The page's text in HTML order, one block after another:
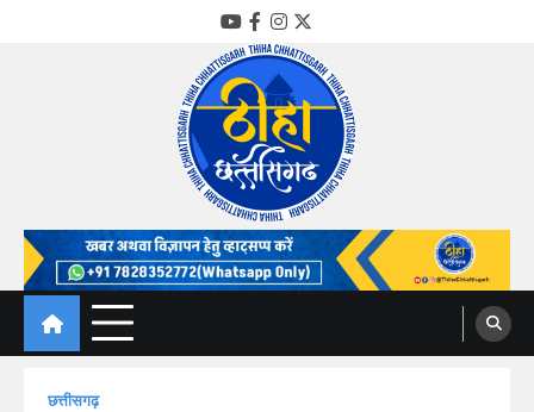
YouTube
Facebook
Instagram
Twitter
Thiha Chhattisgarh
गोठ जन-जन के
छत्तीसगढ़